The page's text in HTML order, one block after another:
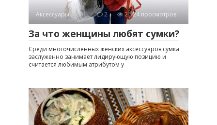
Аксессуары 2 2 524 просмотров
За что женщины любят сумки?
Среди многочисленных женских аксессуаров сумка
заслуженно занимает лидирующую позицию и
считается любимым атрибутом у